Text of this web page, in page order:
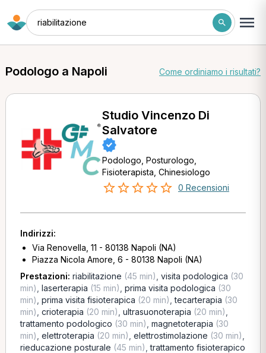
riabilitazione
Podologo a Napoli Come ordiniamo i risultati?
Studio Vincenzo Di
Salvatore
Podologo, Posturologo,
Fisioterapista, Chinesiologo
0 Recensioni
Indirizzi:
Via Renovella, 11 - 80138 Napoli (NA)
Piazza Nicola Amore, 6 - 80138 Napoli (NA)
Prestazioni: riabilitazione (45 min) visita podologica (30
min) laserterapia (15 min) prima visita podologica (30
min) prima visita fisioterapica (20 min) ,tecarterapia (30
min) crioterapia (20 min) ultrasuonoterapia (20 min)
trattamento podologico (30 min) magnetoterapia (30
min) elettroterapia (20 min) elettrostimolazione (30 min)
rieducazione posturale (45 min) ,trattamento fisioterapico